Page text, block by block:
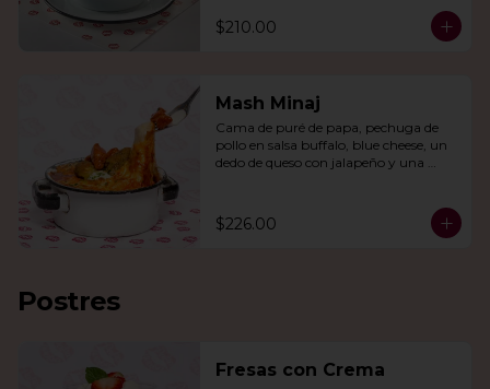
$210.00
Mash Minaj
Cama de puré de papa, pechuga de
pollo en salsa buffalo, blue cheese, un
dedo de queso con jalapeño y una
$226.00
Postres
Fresas con Crema